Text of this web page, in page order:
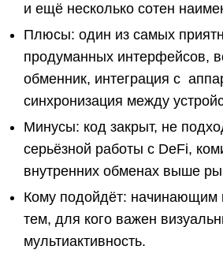
и ещё несколько сотен
Плюсы: один из самых
продуманных интерфейсов,
обменник, интеграция с
синхронизация между
Минусы: код закрыт, не
серьёзной работы с DeFi,
внутренних обменах выше
Кому подойдёт: начинающим
тем, для кого важен
мультиактивность.